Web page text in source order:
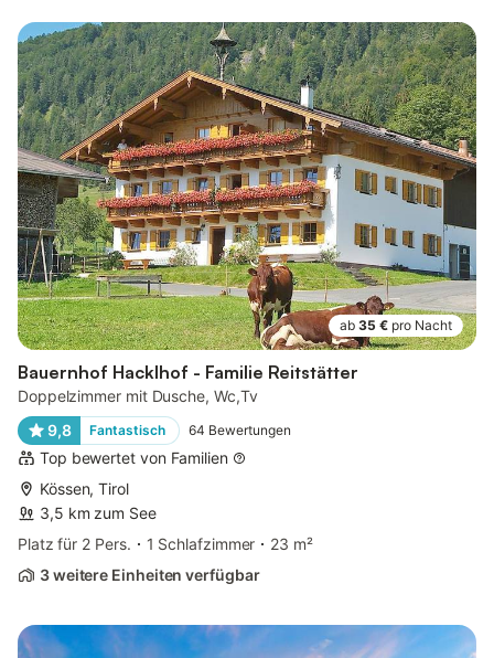
ab 35 € pro Nacht
Bauernhof Hacklhof - Familie Reitstätter
Doppelzimmer mit Dusche, Wc,Tv
9,8
Fantastisch 64 Bewertungen
Top bewertet von Familien
Kössen, Tirol
3,5 km zum See
Platz für 2 Pers.
1 Schlafzimmer
23 m²
3 weitere Einheiten verfügbar